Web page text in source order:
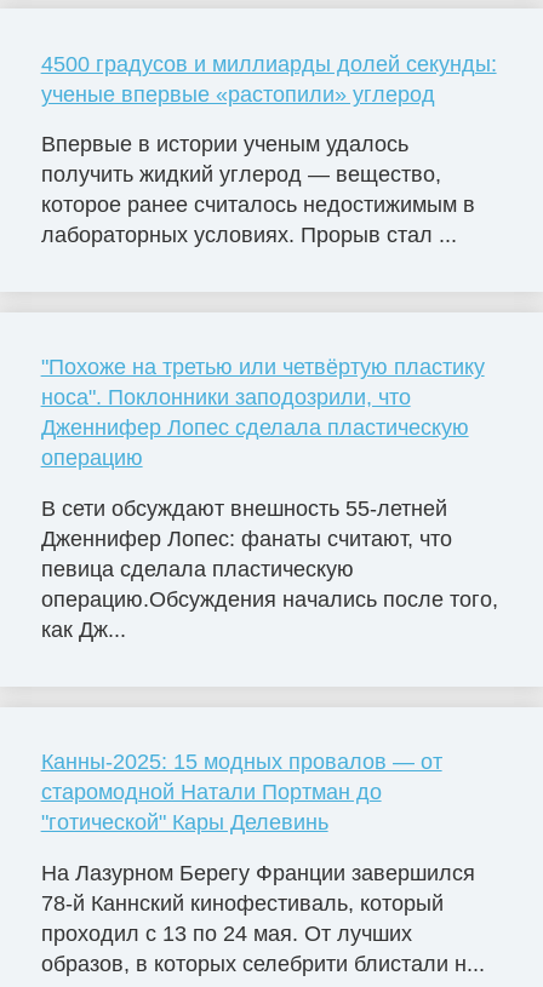
4500 градусов и миллиарды долей секунды:
ученые впервые «растопили» углерод
Впервые в истории ученым удалось
получить жидкий углерод — вещество,
которое ранее считалось недостижимым в
лабораторных условиях. Прорыв стал ...
"Похоже на третью или четвёртую пластику
носа". Поклонники заподозрили, что
Дженнифер Лопес сделала пластическую
операцию
В сети обсуждают внешность 55-летней
Дженнифер Лопес: фанаты считают, что
певица сделала пластическую
операцию.Обсуждения начались после того,
как Дж...
Канны-2025: 15 модных провалов — от
старомодной Натали Портман до
"готической" Кары Делевинь
На Лазурном Берегу Франции завершился
78-й Каннский кинофестиваль, который
проходил с 13 по 24 мая. От лучших
образов, в которых селебрити блистали н...